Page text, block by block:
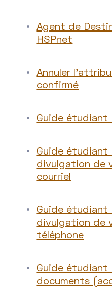
Agent de
HSPnet
Annuler
confirmé
Guide étudiant
Guide étudiant
divulgation de
courriel
Guide étudiant
divulgation de
téléphone
Guide étudiant
documents